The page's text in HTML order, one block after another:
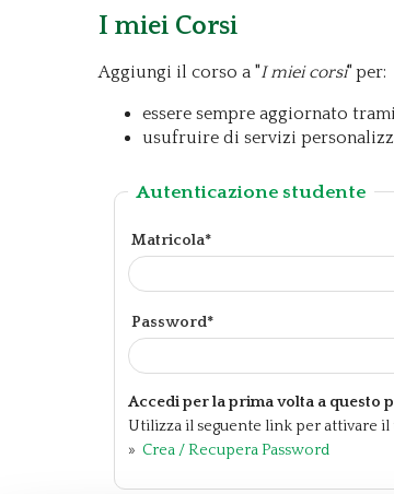
I miei Corsi
Aggiungi il corso a "I miei corsi" per:
essere sempre aggiornato
usufruire di servizi
Autenticazione studente
Matricola*
Password*
Accedi per la prima volta a questo
Utilizza il seguente link per attivare
» Crea / Recupera Password